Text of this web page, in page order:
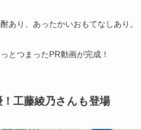
あり、あったかいおもてなしあり。
とつまったPR動画が完成！
工藤綾乃さんも登場